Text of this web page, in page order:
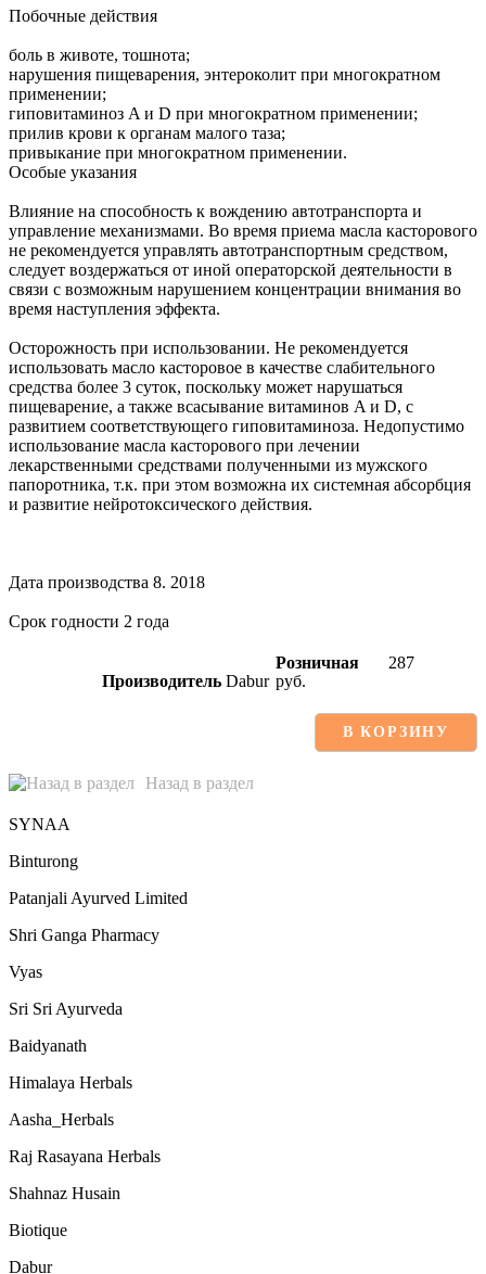
Побочные действия
боль в животе, тошнота;
нарушения пищеварения, энтероколит при многократном
применении;
гиповитаминоз A и D при многократном применении;
прилив крови к органам малого таза;
привыкание при многократном применении.
Особые указания
Влияние на способность к вождению автотранспорта и
управление механизмами. Во время приема масла касторового
не рекомендуется управлять автотранспортным средством,
следует воздержаться от иной операторской деятельности в
связи с возможным нарушением концентрации внимания во
время наступления эффекта.
Осторожность при использовании. Не рекомендуется
использовать масло касторовое в качестве слабительного
средства более 3 суток, поскольку может нарушаться
пищеварение, а также всасывание витаминов A и D, с
развитием соответствующего гиповитаминоза. Недопустимо
использование масла касторового при лечении
лекарственными средствами полученными из мужского
папоротника, т.к. при этом возможна их системная абсорбция
и развитие нейротоксического действия.
Дата производства 8. 2018
Срок годности 2 года
Производитель Dabur
Розничная
287
руб.
В КОРЗИНУ
Назад в раздел
SYNAA
Binturong
Patanjali Ayurved Limited
Shri Ganga Pharmacy
Vyas
Sri Sri Ayurveda
Baidyanath
Himalaya Herbals
Aasha_Herbals
Raj Rasayana Herbals
Shahnaz Husain
Biotique
Dabur